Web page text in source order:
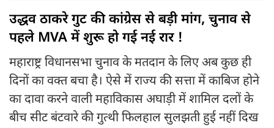
उद्धव ठाकरे गुट की कांग्रेस से बड़ी मांग, चुनाव से
पहले MVA में शुरू हो गई नई रार !
महाराष्ट्र विधानसभा चुनाव के मतदान के लिए अब कुछ ही
दिनों का वक्त बचा है। ऐसे में राज्य की सत्ता में काबिज होने
का दावा करने वाली महाविकास अघाड़ी में शामिल दलों के
बीच सीट बंटवारे की गुत्थी फिलहाल सुलझती हुई नहीं दिख